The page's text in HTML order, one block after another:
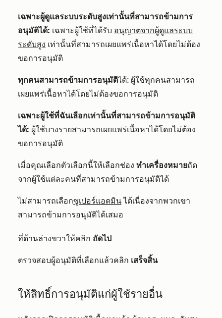
เฉพาะผู้ดูแลระบบระดับสูงเท่านั้นที่สามารถข้ามการ
อนุมัติได้: เฉพาะผู้ใช้ที่ได้รับ อนุญาตจากผู้ดูแลระบบ
ระดับสูง เท่านั้นที่สามารถเผยแพร่เนื้อหาได้โดยไม่ต้อง
ขอการอนุมัติ
ทุกคนสามารถข้ามการอนุมัติได้: ผู้ใช้ทุกคนสามารถ
เผยแพร่เนื้อหาได้โดยไม่ต้องขอการอนุมัติ
เฉพาะผู้ใช้ที่ฉันเลือกเท่านั้นที่สามารถข้ามการอนุมัติ
ได้: ผู้ใช้บางรายสามารถเผยแพร่เนื้อหาได้โดยไม่ต้อง
ขอการอนุมัติ
เมื่อคุณเลือกตัวเลือกนี้ให้เลือกช่อง ทำเครื่องหมายถัด
จากผู้ใช้แต่ละคนที่สามารถข้ามการอนุมัติได้
ไม่สามารถเลือกซูเปอร์แอดมินได้เนื่องจากพวกเขา
สามารถข้ามการอนุมัติได้เสมอ
ที่ด้านล่างขวาให้คลิก ถัดไป
ตรวจสอบผู้อนุมัติที่เลือกแล้วคลิก เสร็จสิ้น
ให้สิทธิ์การอนุมัติแก่ผู้ใช้รายอื่น